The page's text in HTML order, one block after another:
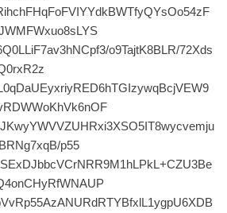
o9TajtK8BLR/72Xds
p55